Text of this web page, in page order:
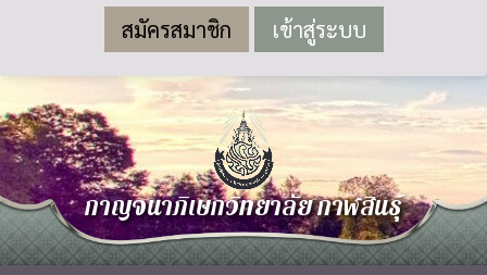
สมัครสมาชิก
กาญจนาภิเษกวิทยาลัย กาฬสินธุ์